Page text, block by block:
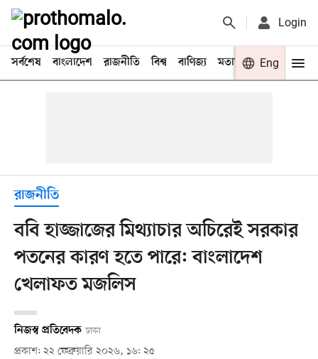
Login
সর্বশেষ বাংলাদেশ রাজনীতি বিশ্ব বাণিজ্য মতামত খেলা
Eng
রাজনীতি
ববি হাজ্জাজের মিথ্যাচার অচিরেই সরকার
পতনের কারণ হতে পারে: বাংলাদেশ
খেলাফত মজলিস
নিজস্ব প্রতিবেদক ঢাকা
প্রকাশ: ২২ ফেব্রুয়ারি ২০২৬, ১৬: ২৫